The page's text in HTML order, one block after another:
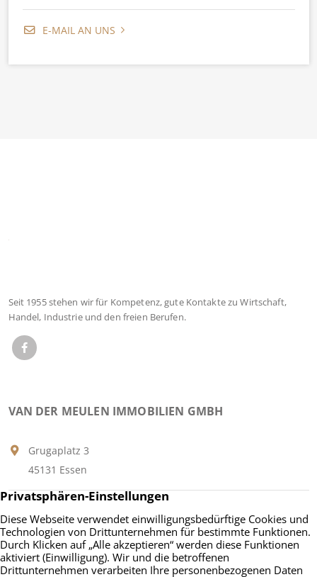
E-MAIL AN UNS
Seit 1955 stehen wir für Kompetenz, gute Kontakte zu Wirtschaft,
Handel, Industrie und den freien Berufen.
VAN DER MEULEN IMMOBILIEN GMBH
Grugaplatz 3
45131 Essen
Fax: +49 201 22 85 11
E-MAIL AN UNS